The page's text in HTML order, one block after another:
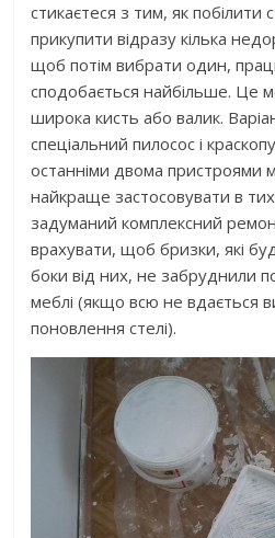
стикаєтеся з тим, як
прикупити відразу кілька
щоб потім вибрати один,
сподобається найбільше. Це
широка кисть або валик.
спеціальний пилосос і
останніми двома пристроями
найкраще застосовувати в
задуманий комплексний
врахувати, щоб бризки, які
боки від них, не забруднили
меблі (якщо всю не вдається
поновлення стелі).